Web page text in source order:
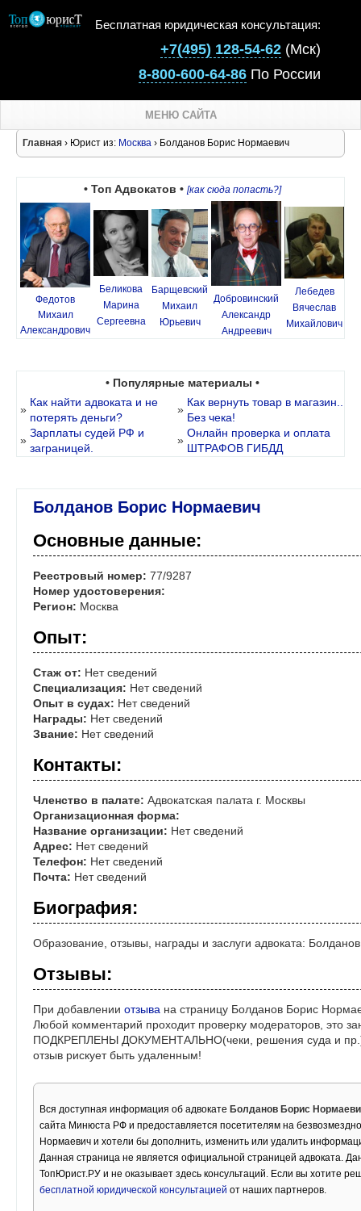
Бесплатная юридическая консультация:
+7(495) 128-54-62 (Мск)
8-800-600-64-86 По России
МЕНЮ САЙТА
Главная › Юрист из: Москва › Болданов Борис Нормаевич
• Топ Адвокатов • [как сюда попасть?]
Федотов
Михаил
Александрович
Беликова
Марина
Сергеевна
Барщевский
Михаил
Юрьевич
Добровинский
Александр
Андреевич
Лебедев
Вячеслав
Михайлович
• Популярные материалы •
»
Как найти адвоката и не
потерять деньги?
»
Как вернуть товар в магазин..
Без чека!
»
Зарплаты судей РФ и
заграницей.
»
Онлайн проверка и оплата
ШТРАФОВ ГИБДД
Болданов Борис Нормаевич
Основные данные:
Реестровый номер: 77/9287
Номер удостоверения:
Регион: Москва
Опыт:
Стаж от: Нет сведений
Специализация: Нет сведений
Опыт в судах: Нет сведений
Награды: Нет сведений
Звание: Нет сведений
Контакты:
Членство в палате: Адвокатская палата г. Москвы
Организационная форма:
Название организации: Нет сведений
Адрес: Нет сведений
Телефон: Нет сведений
Почта: Нет сведений
Биография:
Образование, отзывы, награды и заслуги адвоката:
Отзывы:
При добавлении отзыва на страницу Болданов Борис
Любой комментарий проходит проверку модераторов, это
ПОДКРЕПЛЕНЫ ДОКУМЕНТАЛЬНО(чеки, решения суда и пр.)!
отзыв рискует быть удаленным!
Вся доступная информация об адвокате Болданов Борис
сайта Минюста РФ и предоставляется посетителям на
Нормаевич и хотели бы дополнить, изменить или удалить
Данная страница не является официальной страницей адвоката.
ТопЮрист.РУ и не оказывает здесь консультаций. Если вы хотите
бесплатной юридической консультацией от наших партнеров.